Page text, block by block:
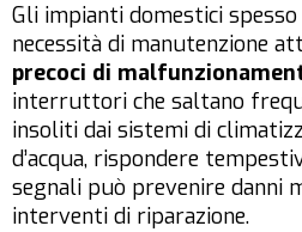
Gli impianti domestici
necessità di manutenzione
precoci di
interruttori che saltano
insoliti dai sistemi di
d’acqua, rispondere
segnali può prevenire danni
interventi di riparazione.